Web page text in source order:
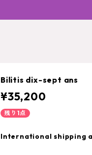
Bilitis dix-sept ans
¥35,200
残り1点
International shipping